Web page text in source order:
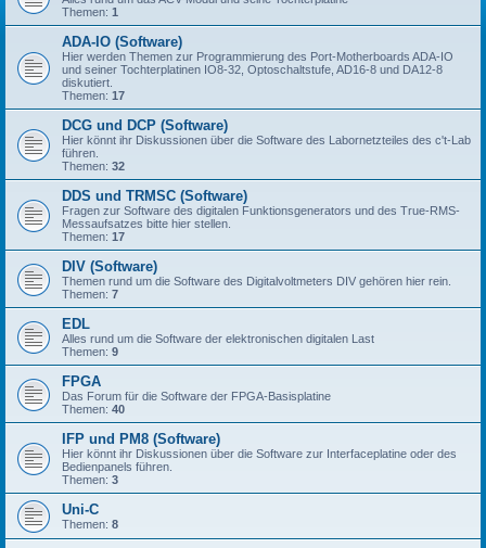
Themen: 1
ADA-IO (Software)
Hier werden Themen zur Programmierung des Port-Motherboards ADA-IO
und seiner Tochterplatinen IO8-32, Optoschaltstufe, AD16-8 und DA12-8
diskutiert.
Themen: 17
DCG und DCP (Software)
Hier könnt ihr Diskussionen über die Software des Labornetzteiles des c't-Lab
führen.
Themen: 32
DDS und TRMSC (Software)
Fragen zur Software des digitalen Funktionsgenerators und des True-RMS-
Messaufsatzes bitte hier stellen.
Themen: 17
DIV (Software)
Themen rund um die Software des Digitalvoltmeters DIV gehören hier rein.
Themen: 7
EDL
Alles rund um die Software der elektronischen digitalen Last
Themen: 9
FPGA
Das Forum für die Software der FPGA-Basisplatine
Themen: 40
IFP und PM8 (Software)
Hier könnt ihr Diskussionen über die Software zur Interfaceplatine oder des
Bedienpanels führen.
Themen: 3
Uni-C
Themen: 8